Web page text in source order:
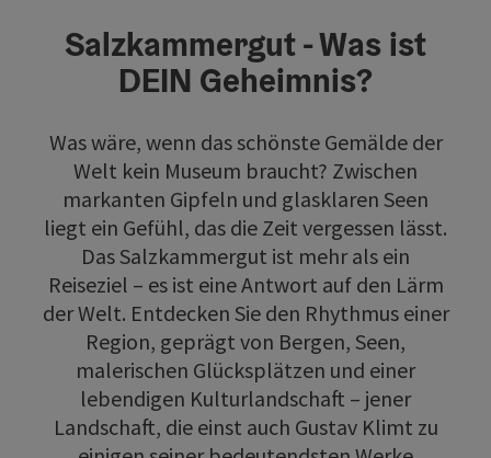
Salzkammergut - Was ist
DEIN Geheimnis?
Was wäre, wenn das schönste Gemälde der
Welt kein Museum braucht? Zwischen
markanten Gipfeln und glasklaren Seen
liegt ein Gefühl, das die Zeit vergessen lässt.
Das Salzkammergut ist mehr als ein
Reiseziel – es ist eine Antwort auf den Lärm
der Welt. Entdecken Sie den Rhythmus einer
Region, geprägt von Bergen, Seen,
malerischen Glücksplätzen und einer
lebendigen Kulturlandschaft – jener
Landschaft, die einst auch Gustav Klimt zu